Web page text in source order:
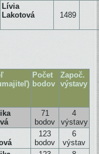
Lívia
Lakotová
1489
Počet
bodov
Započ.
výstavy
71
bodov
4
výstavy
123
bodov
6
výstav